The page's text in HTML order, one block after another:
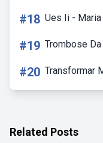
#18 Ues Ii -
#19 Trombose
#20 Transformar
Related Posts